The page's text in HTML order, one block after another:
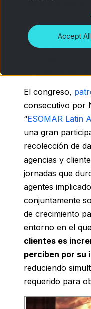
Accept All
diversos países
aprendizajes
enfoques
El congreso,
consecutivo por
“ESOMAR Latin
una gran
recolección de
agencias y
jornadas que
agentes
conjuntamente
de crecimiento
entorno en el
clientes es
perciben por su
reduciendo
requerido para